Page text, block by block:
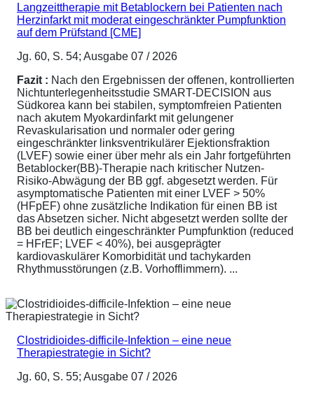
Langzeittherapie mit Betablockern bei Patienten nach
Herzinfarkt mit moderat eingeschränkter Pumpfunktion
auf dem Prüfstand [CME]
Jg. 60, S. 54; Ausgabe 07 / 2026
Fazit : Nach den Ergebnissen der offenen, kontrollierten
Nichtunterlegenheitsstudie SMART-DECISION aus
Südkorea kann bei stabilen, symptomfreien Patienten
nach akutem Myokardinfarkt mit gelungener
Revaskularisation und normaler oder gering
eingeschränkter linksventrikulärer Ejektionsfraktion
(LVEF) sowie einer über mehr als ein Jahr fortgeführten
Betablocker(BB)-Therapie nach kritischer Nutzen-
Risiko-Abwägung der BB ggf. abgesetzt werden. Für
asymptomatische Patienten mit einer LVEF > 50%
(HFpEF) ohne zusätzliche Indikation für einen BB ist
das Absetzen sicher. Nicht abgesetzt werden sollte der
BB bei deutlich eingeschränkter Pumpfunktion (reduced
= HFrEF; LVEF < 40%), bei ausgeprägter
kardiovaskulärer Komorbidität und tachykarden
Rhythmusstörungen (z.B. Vorhofflimmern). ...
Clostridioides-difficile-Infektion – eine neue
Therapiestrategie in Sicht?
Jg. 60, S. 55; Ausgabe 07 / 2026